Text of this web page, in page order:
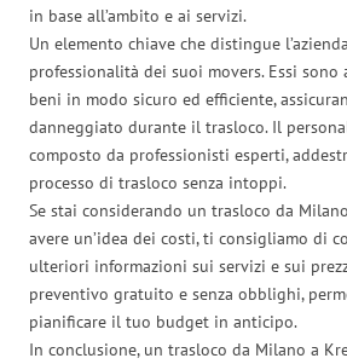
in base all’ambito e ai servizi.
Un elemento chiave che distingue
professionalità dei suoi movers. Essi
beni in modo sicuro ed efficiente,
danneggiato durante il trasloco. Il
composto da professionisti esperti,
processo di trasloco senza intoppi.
Se stai considerando un trasloco da
avere un’idea dei costi, ti consigliamo di
ulteriori informazioni sui servizi e sui
preventivo gratuito e senza obblighi,
pianificare il tuo budget in anticipo.
In conclusione, un trasloco da Milano a